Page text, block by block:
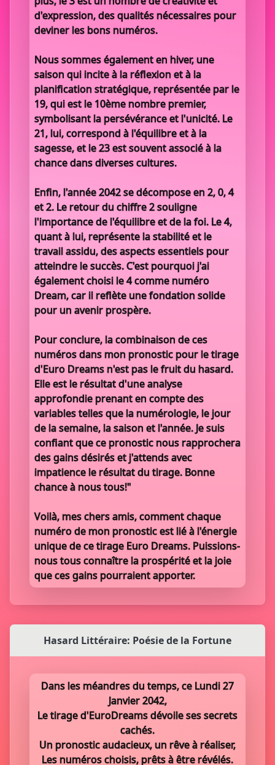
d'expression, des qualités nécessaires pour
deviner les bons numéros.
Nous sommes également en hiver, une
saison qui incite à la réflexion et à la
planification stratégique, représentée par le
19, qui est le 10ème nombre premier,
symbolisant la persévérance et l'unicité. Le
21, lui, correspond à l'équilibre et à la
sagesse, et le 23 est souvent associé à la
chance dans diverses cultures.
Enfin, l'année 2042 se décompose en 2, 0, 4
et 2. Le retour du chiffre 2 souligne
l'importance de l'équilibre et de la foi. Le 4,
quant à lui, représente la stabilité et le
travail assidu, des aspects essentiels pour
atteindre le succès. C'est pourquoi j'ai
également choisi le 4 comme numéro
Dream, car il reflète une fondation solide
pour un avenir prospère.
Pour conclure, la combinaison de ces
numéros dans mon pronostic pour le tirage
d'Euro Dreams n'est pas le fruit du hasard.
Elle est le résultat d'une analyse
approfondie prenant en compte des
variables telles que la numérologie, le jour
de la semaine, la saison et l'année. Je suis
confiant que ce pronostic nous rapprochera
des gains désirés et j'attends avec
impatience le résultat du tirage. Bonne
chance à nous tous!"
Voilà, mes chers amis, comment chaque
numéro de mon pronostic est lié à l'énergie
unique de ce tirage Euro Dreams. Puissions-
nous tous connaître la prospérité et la joie
que ces gains pourraient apporter.
Hasard Littéraire: Poésie de la Fortune
Dans les méandres du temps, ce Lundi 27
Janvier 2042,
Le tirage d'EuroDreams dévoile ses secrets
cachés.
Un pronostic audacieux, un rêve à réaliser,
Les numéros choisis, prêts à être révélés.